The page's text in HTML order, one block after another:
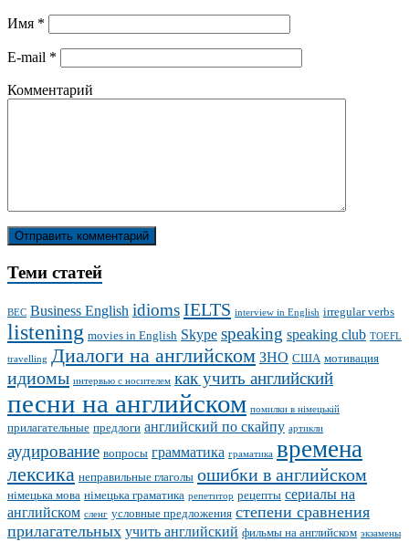
Имя *
E-mail *
Комментарий
Теми статей
BEC Business English idiomsIELTS interview in English irregular verbs
listening movies in English Skype speaking speaking club TOEFL
travelling Диалоги на английском ЗНО США мотивация
идиомы интервью с носителем как учить английский
песни на английском помилки в німецькій
прилагательные предлоги английский по скайпу артикли
аудирование вопросы грамматика граматика времена
лексика неправильные глаголы ошибки в английском
німецька мова німецька граматика репетитор рецепты сериалы на
английском сленг условные предложения степени сравнения
прилагательных учить английский фильмы на английском экзамены